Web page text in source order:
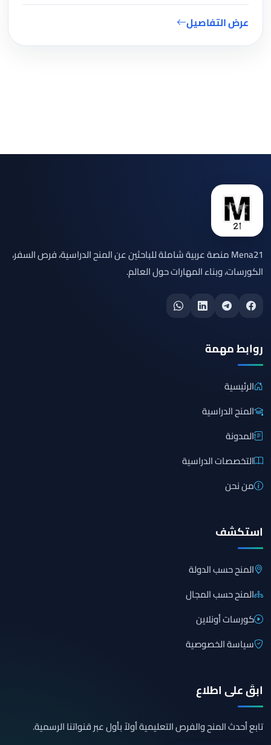
عرض التفاصيل
Mena21 منصة عربية شاملة للباحثين عن المنح الدراسية، فرص السفر،
الكورسات، وبناء المهارات حول العالم.
روابط مهمة
الرئيسية
المنح الدراسية
المدونة
التخصصات الدراسية
من نحن
استكشف
المنح حسب الدولة
المنح حسب المجال
كورسات أونلاين
سياسة الخصوصية
ابقَ على اطلاع
تابع أحدث المنح والفرص التعليمية أولاً بأول عبر قنواتنا الرسمية.